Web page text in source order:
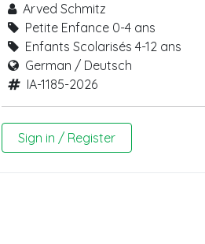
Arved Schmitz
Petite Enfance 0-4 ans
Enfants Scolarisés 4-12 ans
German / Deutsch
IA-1185-2026
Sign in / Register